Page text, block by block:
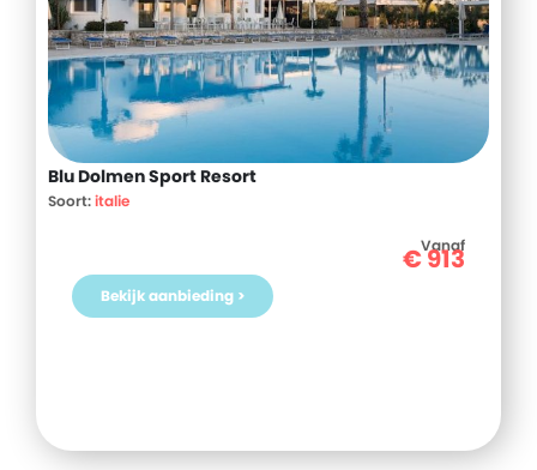
Blu Dolmen Sport Resort
Soort:italie
Vanaf
€913
Bekijk aanbieding >